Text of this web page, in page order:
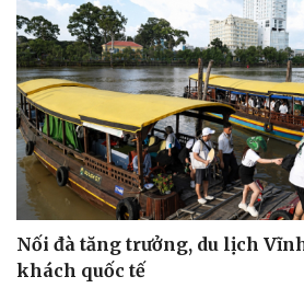
Hạt
Nối đà tăng trưởng, du lịch
khách quốc tế